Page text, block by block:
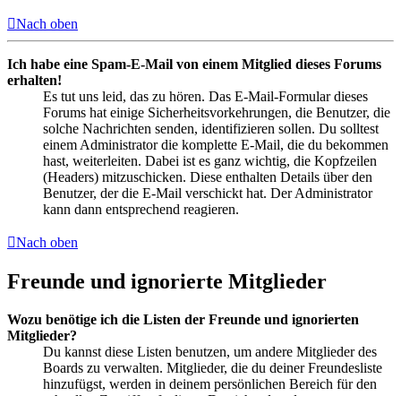
Nach oben
Ich habe eine Spam-E-Mail von einem Mitglied dieses Forums
erhalten!
Es tut uns leid, das zu hören. Das E-Mail-Formular dieses
Forums hat einige Sicherheitsvorkehrungen, die Benutzer, die
solche Nachrichten senden, identifizieren sollen. Du solltest
einem Administrator die komplette E-Mail, die du bekommen
hast, weiterleiten. Dabei ist es ganz wichtig, die Kopfzeilen
(Headers) mitzuschicken. Diese enthalten Details über den
Benutzer, der die E-Mail verschickt hat. Der Administrator
kann dann entsprechend reagieren.
Nach oben
Freunde und ignorierte Mitglieder
Wozu benötige ich die Listen der Freunde und ignorierten
Mitglieder?
Du kannst diese Listen benutzen, um andere Mitglieder des
Boards zu verwalten. Mitglieder, die du deiner Freundesliste
hinzufügst, werden in deinem persönlichen Bereich für den